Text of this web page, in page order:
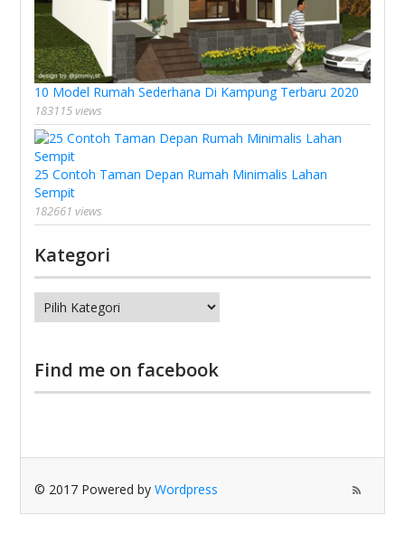
10 Model Rumah Sederhana Di Kampung Terbaru 2020
183115 views
25 Contoh Taman Depan Rumah Minimalis Lahan
Sempit
182661 views
Kategori
Kategori
Find me on facebook
© 2017 Powered byWordpress